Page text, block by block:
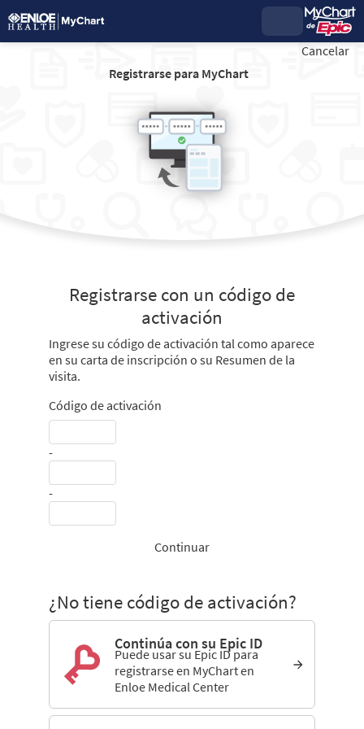
Registrarse para MyChart
Cancelar
Registrarse con un código de
activación
Ingrese su código de activación tal como aparece
en su carta de inscripción o su Resumen de la
visita.
Código de activación
-
-
Continuar
¿No tiene código de activación?
Continúa con su Epic ID
Puede usar su Epic ID para
registrarse en MyChart en
Enloe Medical Center